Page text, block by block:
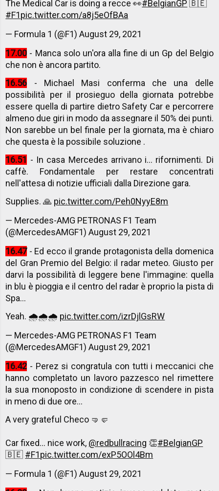
The Medical Car is doing a recce 👀#BelgianGP 🇧🇪
#F1pic.twitter.com/a8j5eOfBAa
— Formula 1 (@F1)August 29, 2021
17.00 - Manca solo un'ora alla fine di un Gp del Belgio
che non è ancora partito.
16.56 - Michael Masi conferma che una delle
possibilità per il prosieguo della giornata potrebbe
essere quella di partire dietro Safety Car e percorrere
almeno due giri in modo da assegnare il 50% dei punti.
Non sarebbe un bel finale per la giornata, ma è chiaro
che questa è la possibile soluzione .
16.51 - In casa Mercedes arrivano i... rifornimenti. Di
caffè. Fondamentale per restare concentrati
nell'attesa di notizie ufficiali dalla Direzione gara.
Supplies. 🙏 pic.twitter.com/Peh0NyyE8m
— Mercedes-AMG PETRONAS F1 Team
(@MercedesAMGF1)August 29, 2021
16.47- Ed ecco il grande protagonista della domenica
del Gran Premio del Belgio: il radar meteo. Giusto per
darvi la possibilità di leggere bene l'immagine: quella
in blu è pioggia e il centro del radar è proprio la pista di
Spa...
Yeah. 🌧🌧🌧 pic.twitter.com/izrDjlGsRW
— Mercedes-AMG PETRONAS F1 Team
(@MercedesAMGF1)August 29, 2021
16.42 - Perez si congratula con tutti i meccanici che
hanno completato un lavoro pazzesco nel rimettere
la sua monoposto in condizione di scendere in pista
in meno di due ore...
A very grateful Checo 🤜🤛
Car fixed... nice work, @redbullracing 👏#BelgianGP
🇧🇪 #F1pic.twitter.com/exP5OOl4Bm
— Formula 1 (@F1)August 29, 2021